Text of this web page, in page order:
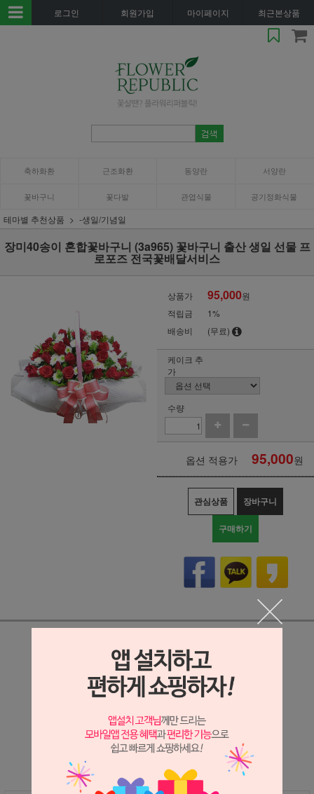
로그인 회원가입 마이페이지 최근본상품
축하화환 근조화환 동양란 서양란
꽃바구니 꽃다발 관엽식물 공기정화식물
테마별 추천상품 -생일/기념일
장미40송이 혼합꽃바구니 (3a965) 꽃바구니 출산 생일 선물 프
로포즈 전국꽃배달서비스
상품가 95,000원
적립금
1%
배송비
(무료)
케이크 추
가
수량
옵션 적용가 95,000원
관심상품 장바구니
구매하기
상세정보 새창 열기
상세 정보를 확대해 보실 수 있습니다.
※ 필독해주세요 ※
장미는 시세 변동에 따라 가격이 달라질 수 있으니
문의 후 주문 바랍니다.